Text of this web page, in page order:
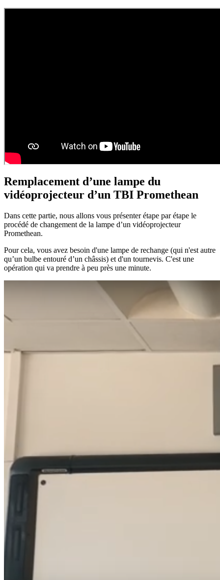
Remplacement d’une lampe du
vidéoprojecteur d’un TBI Promethean
Dans cette partie, nous allons vous présenter étape par étape le
procédé de changement de la lampe d’un vidéoprojecteur
Promethean.
Pour cela, vous avez besoin d'une lampe de rechange (qui n'est autre
qu’un bulbe entouré d’un châssis) et d'un tournevis. C'est une
opération qui va prendre à peu près une minute.